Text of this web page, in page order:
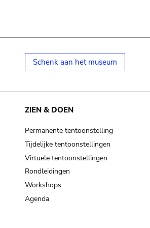
Schenk aan het museum
ZIEN & DOEN
Permanente tentoonstelling
Tijdelijke tentoonstellingen
Virtuele tentoonstellingen
Rondleidingen
Workshops
Agenda